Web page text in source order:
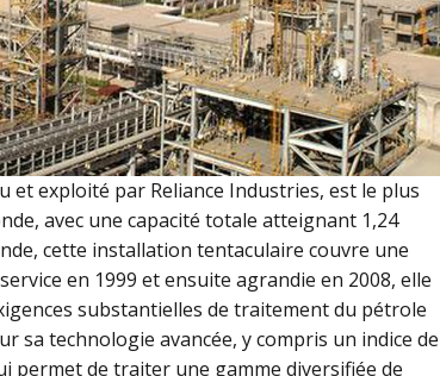
et exploité par Reliance Industries, est le plus
avec une capacité totale atteignant 1,24
cette installation tentaculaire couvre une
en 1999 et ensuite agrandie en 2008, elle
substantielles de traitement du pétrole
sa technologie avancée, y compris un indice de
permet de traiter une gamme diversifiée de